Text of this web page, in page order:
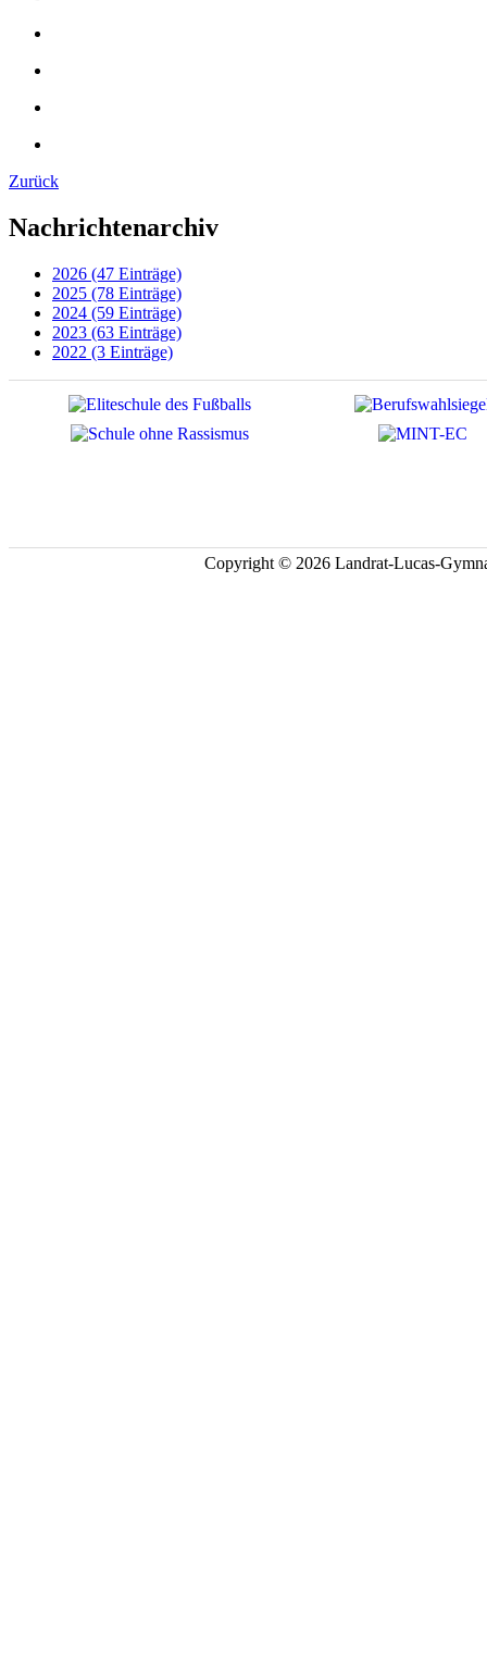
Zurück
Nachrichtenarchiv
2026 (47 Einträge)
2025 (78 Einträge)
2024 (59 Einträge)
2023 (63 Einträge)
2022 (3 Einträge)
Copyright © 2026 Landrat-Lucas-